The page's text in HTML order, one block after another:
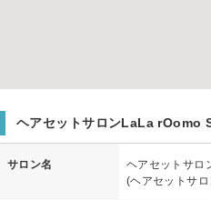
ヘアセットサロンLaLa rOomo
サロン名
ヘアセットサロ
(ヘアセットサ